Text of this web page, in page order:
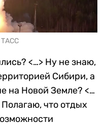
<…> Ну не знаю,
Сибири, а
на Новой Земле? <…
что отдых